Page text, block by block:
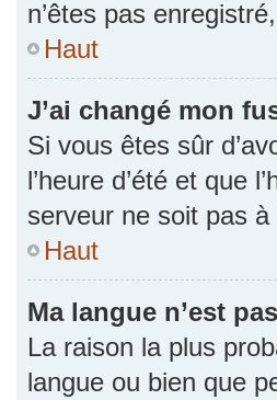
n’êtes pas
Haut
J’ai changé mon
Si vous êtes sûr
l’heure d’été et que
serveur ne soit pas
Haut
Ma langue n’est
La raison la plus
langue ou bien que